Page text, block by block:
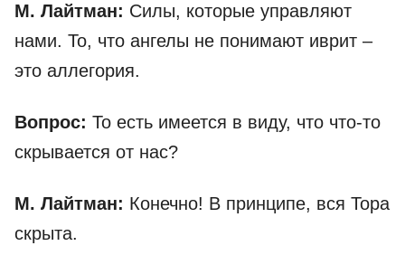
М. Лайтман: Силы, которые управляют
нами. То, что ангелы не понимают иврит –
это аллегория.
Вопрос: То есть имеется в виду, что что-то
скрывается от нас?
М. Лайтман: Конечно! В принципе, вся Тора
скрыта.